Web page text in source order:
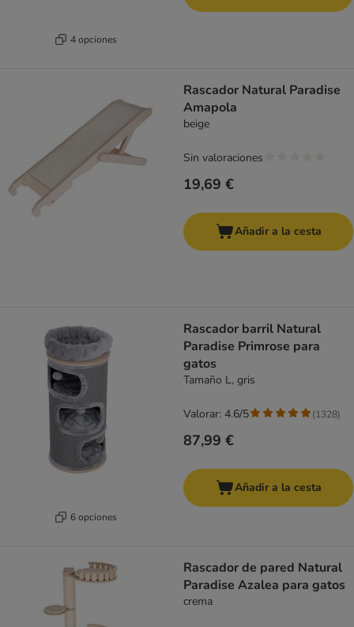
4 opciones
Rascador Natural Paradise
Amapola
beige
19,69 €
Sin valoraciones
Añadir a la cesta
6 opciones
Rascador barril Natural
Paradise Primrose para
gatos
Tamaño L, gris
87,99 €
Valorar: 4.6/5 (1328)
Añadir a la cesta
Rascador de pared Natural
Paradise Azalea para gatos
crema